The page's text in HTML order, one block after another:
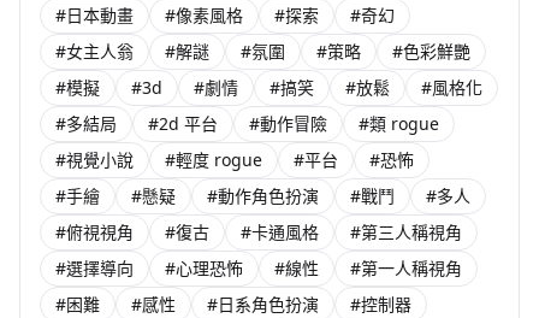
#日本動畫
#像素風格 #探索
#奇幻
#女主人翁
#解謎 #氛圍 #策略
#色彩鮮艷
#模擬
#3d #劇情 #搞笑 #放鬆
#風格化
#多結局
#2d 平台 #動作冒險
#類 rogue
#視覺小說
#輕度 rogue #平台
#恐怖
#手繪
#懸疑 #動作角色扮演 #戰鬥
#多人
#俯視視角
#復古 #卡通風格
#第三人稱視角
#選擇導向
#心理恐怖 #線性
#第一人稱視角
#困難
#感性 #日系角色扮演
#控制器